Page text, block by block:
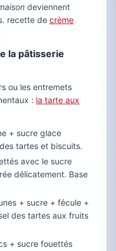
deviennent
recette de crème
la pâtisserie
ou les entremets
: la tarte aux
+ sucre glace
tartes et biscuits.
avec le sucre
délicatement. Base
+ sucre + fécule +
des tartes aux fruits
+ sucre fouettés